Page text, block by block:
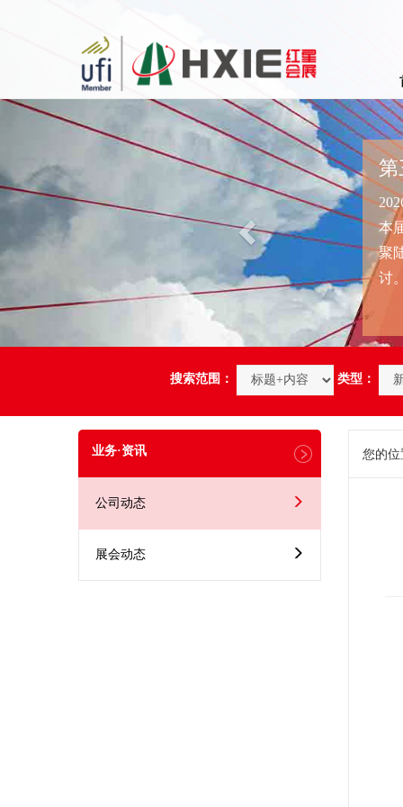
本
聚
讨
搜索范围： 类型：
业务·资讯
公司动态
展会动态
您的